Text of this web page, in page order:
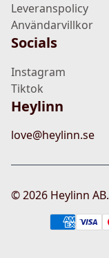
Leveranspolicy
Användarvillkor
Socials
Instagram
Tiktok
Heylinn
love@heylinn.se
©2026 Heylinn